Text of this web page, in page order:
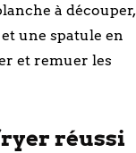
à découper,
une spatule en
et remuer les
réussi